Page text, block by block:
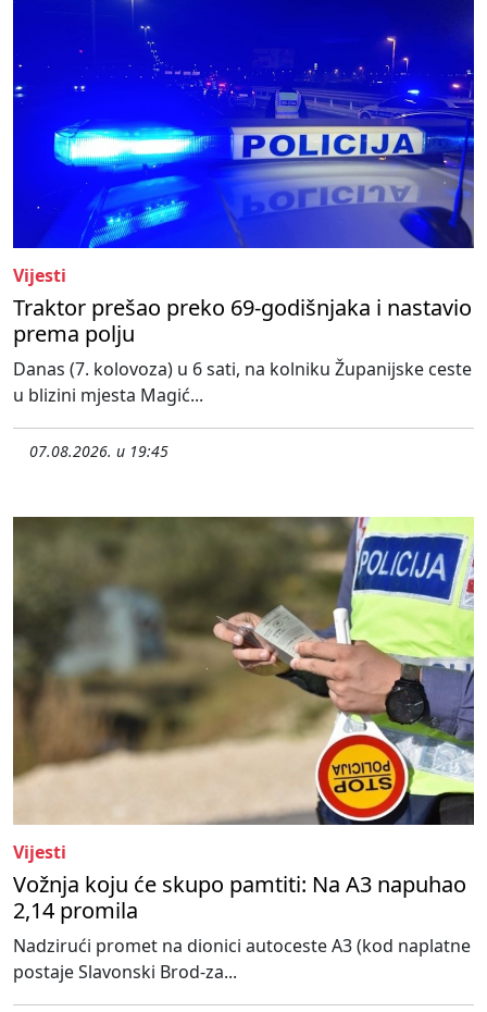
Vijesti
Traktor prešao preko 69-godišnjaka i nastavio
prema polju
Danas (7. kolovoza) u 6 sati, na kolniku Županijske ceste
u blizini mjesta Magić...
07.08.2026. u 19:45
Vijesti
Vožnja koju će skupo pamtiti: Na A3 napuhao
2,14 promila
Nadzirući promet na dionici autoceste A3 (kod naplatne
postaje Slavonski Brod-za...